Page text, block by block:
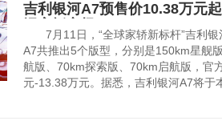
吉利银河A7预售价10.38万元
7月11日，“全球家轿新标杆”吉利银
A7共推出5个版型，分别是150km星舰
航版、70km探索版、70km启航版，官
元-13.38万元。据悉，吉利银河A7